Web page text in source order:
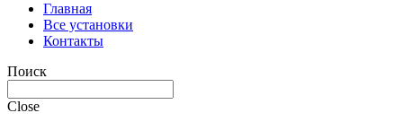
Главная
Все установки
Контакты
Поиск
Close